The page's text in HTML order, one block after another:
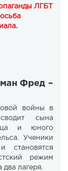
ЛГБТ
Фред –
войны в
сына
и юного
Ученики
становятся
режим
два лагеря.